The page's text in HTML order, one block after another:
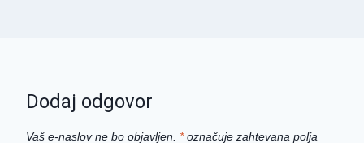
Dodaj odgovor
Vaš e-naslov ne bo objavljen. *označuje zahtevana polja